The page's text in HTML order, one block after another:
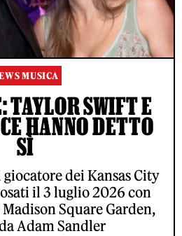
MUSICA
TAYLOR SWIFT E
HANNO DETTO
SÌ
dei Kansas City
il 3 luglio 2026 con
Square Garden,
Adam Sandler